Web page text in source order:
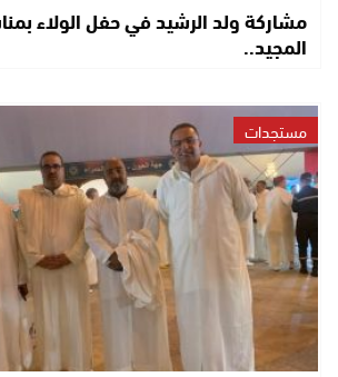
مشاركة ولد الرشيد في حفل الولاء
المجيد..
مستجدات